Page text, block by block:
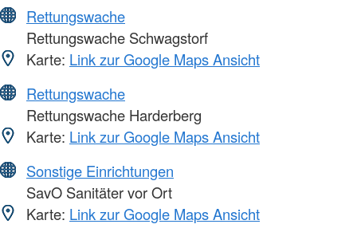
Rettungswache
Rettungswache Schwagstorf
Karte: Link zur Google Maps Ansicht
Rettungswache
Rettungswache Harderberg
Karte: Link zur Google Maps Ansicht
Sonstige Einrichtungen
SavO Sanitäter vor Ort
Karte: Link zur Google Maps Ansicht